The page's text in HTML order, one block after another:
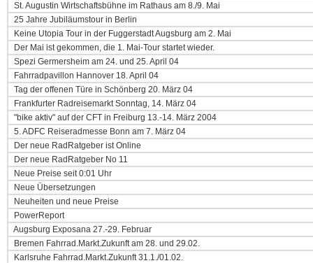
St. Augustin Wirtschaftsbühne im Rathaus am 8./9. Mai
25 Jahre Jubiläumstour in Berlin
Keine Utopia Tour in der Fuggerstadt Augsburg am 2. Mai
Der Mai ist gekommen, die 1. Mai-Tour startet wieder.
Spezi Germersheim am 24. und 25. April 04
Fahrradpavillon Hannover 18. April 04
Tag der offenen Türe in Schönberg 20. März 04
Frankfurter Radreisemarkt Sonntag, 14. März 04
"bike aktiv" auf der CFT in Freiburg 13.-14. März 2004
5. ADFC Reiseradmesse Bonn am 7. März 04
Der neue RadRatgeber ist Online
Der neue RadRatgeber No 11
Neue Preise seit 0:01 Uhr
Neue Übersetzungen
Neuheiten und neue Preise
PowerReport
Augsburg Exposana 27.-29. Februar
Bremen Fahrrad.Markt.Zukunft am 28. und 29.02.
Karlsruhe Fahrrad.Markt.Zukunft 31.1./01.02.